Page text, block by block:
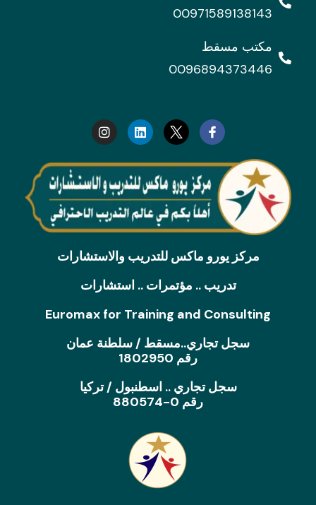
00971589138143
مكتب مسقط
0096894373446
n
k
d
i
n
s
t
g
r
a
m
مركز يورو ماكس للتدريب والاستشارات
تدريب .. مؤتمرات .. استشارات
Euromax for Training and Consulting
سجل تجاري..مسقط / سلطنة عمان
رقم 1802950
سجل تجاري .. اسطنبول / تركيا
رقم 0-880574